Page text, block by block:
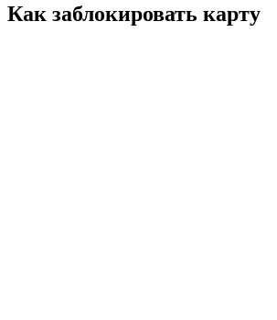
Как заблокировать карту